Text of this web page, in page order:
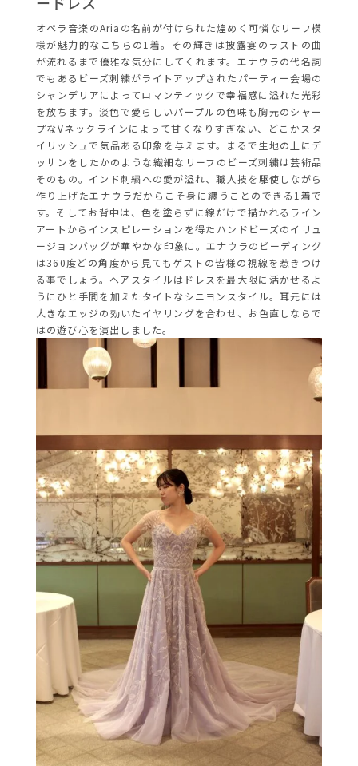
オペラ音楽のAriaの名前が付けられた煌めく可憐なリーフ模
様が魅力的なこちらの1着。その輝きは披露宴のラストの曲
が流れるまで優雅な気分にしてくれます。エナウラの代名詞
でもあるビーズ刺繍がライトアップされたパーティー会場の
シャンデリアによってロマンティックで幸福感に溢れた光彩
を放ちます。淡色で愛らしいパープルの色味も胸元のシャー
プなVネックラインによって甘くなりすぎない、どこかスタ
イリッシュで気品ある印象を与えます。まるで生地の上にデ
ッサンをしたかのような繊細なリーフのビーズ刺繍は芸術品
そのもの。インド刺繍への愛が溢れ、職人技を駆使しながら
作り上げたエナウラだからこそ身に纏うことのできる1着で
す。そしてお背中は、色を塗らずに線だけで描かれるライン
アートからインスピレーションを得たハンドビーズのイリュ
ージョンバッグが華やかな印象に。エナウラのビーディング
は360度どの角度から見てもゲストの皆様の視線を惹きつけ
る事でしょう。ヘアスタイルはドレスを最大限に活かせるよ
うにひと手間を加えたタイトなシニヨンスタイル。耳元には
大きなエッジの効いたイヤリングを合わせ、お色直しならで
はの遊び心を演出しました。